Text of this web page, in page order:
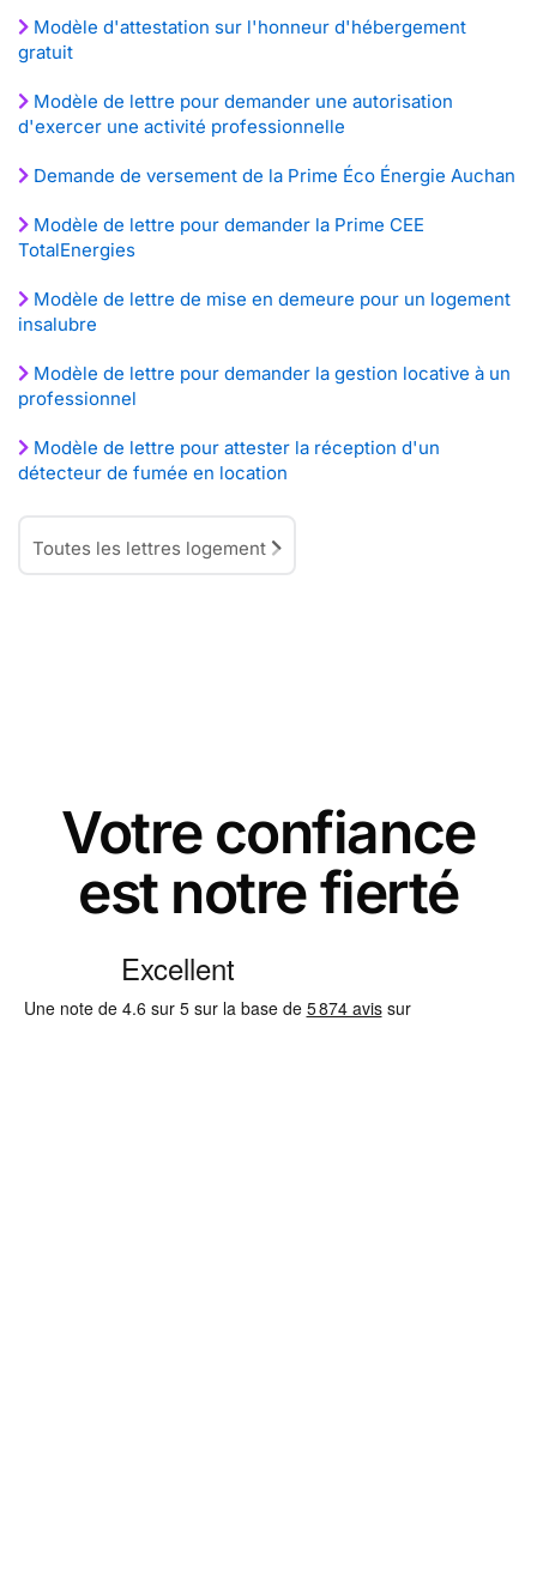
Modèle d'attestation sur l'honneur d'hébergement
gratuit
Modèle de lettre pour demander une autorisation
d'exercer une activité professionnelle
Demande de versement de la Prime Éco Énergie Auchan
Modèle de lettre pour demander la Prime CEE
TotalEnergies
Modèle de lettre de mise en demeure pour un logement
insalubre
Modèle de lettre pour demander la gestion locative à un
professionnel
Modèle de lettre pour attester la réception d'un
détecteur de fumée en location
Toutes les lettres logement
Votre confiance
est notre fierté